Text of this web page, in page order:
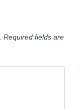
Required fields are